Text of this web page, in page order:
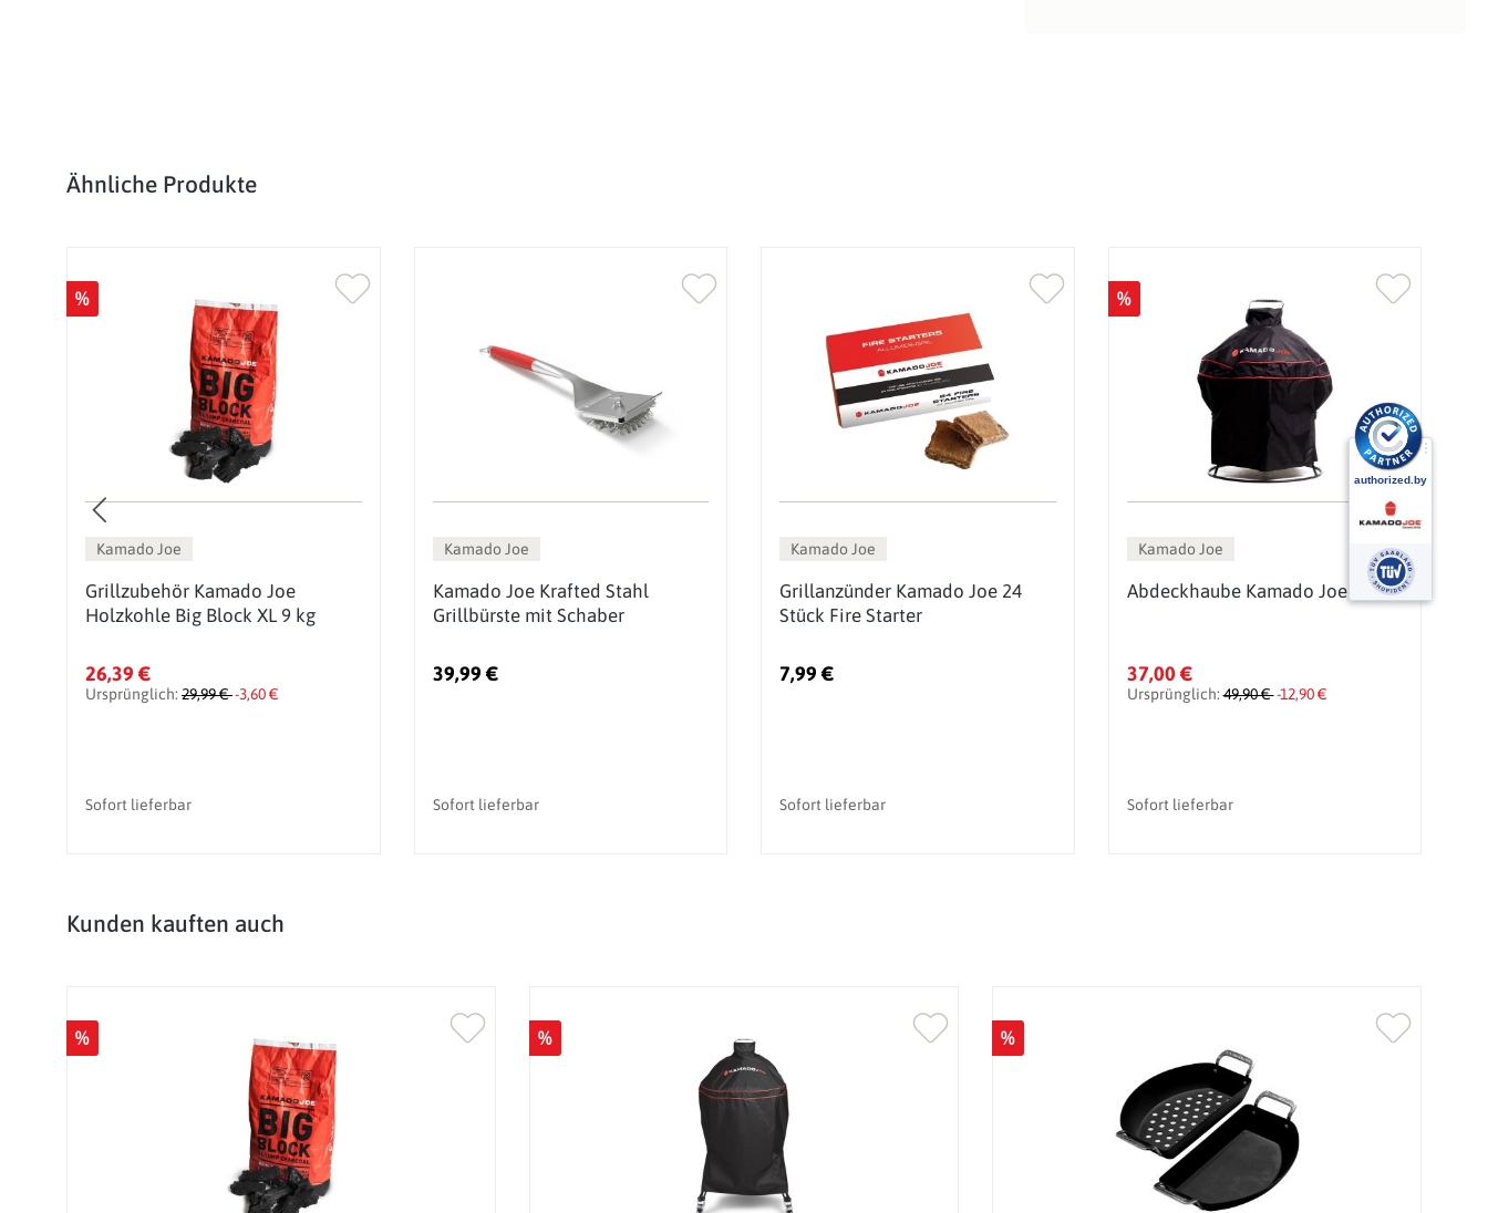
Produktgalerie überspringen
Ähnliche Produkte
%
Kamado Joe
Grillzubehör Kamado Joe
Holzkohle Big Block XL 9 kg
26,39 €
Ursprünglich: 29,99 €-3,60 €
Sofort lieferbar
Kamado Joe
Kamado Joe Krafted Stahl
Grillbürste mit Schaber
39,99 €
Sofort lieferbar
Kamado Joe
Grillanzünder Kamado Joe 24
Stück Fire Starter
7,99 €
Sofort lieferbar
%
Kamado Joe
Abdeckhaube Kamado Joe Junior
37,00 €
Ursprünglich:49,90 €-12,90 €
Sofort lieferbar
Produktgalerie überspringen
Kunden kauften auch
% % %